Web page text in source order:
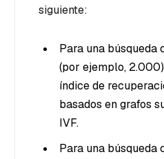
siguiente:
Para una búsqueda
(por ejemplo,
índice de
basados en grafos
IVF.
Para una búsqueda